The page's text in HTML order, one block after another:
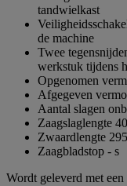
tandwielkast
de machine
Twee
werkstuk tijdens
Opgenomen
Afgegeven
Aantal slagen
Zaagslaglengte
Zwaardlengte
Zaagbladstop - s
Wordt geleverd met